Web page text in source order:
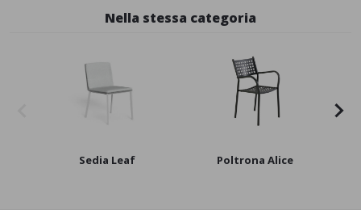
Nella stessa categoria
Sedia Leaf Poltrona Alice